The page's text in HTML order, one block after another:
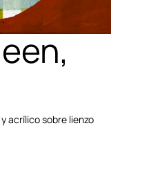
acrílico sobre lienzo